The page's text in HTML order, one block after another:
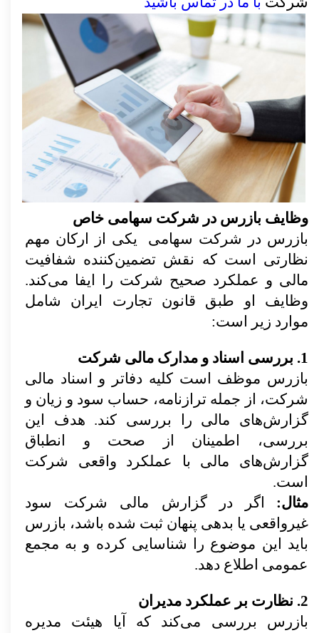
وظایف بازرس در شرکت سهامی خاص
بازرس در شرکت سهامی یکی از ارکان مهم
نظارتی است که نقش تضمین‌کننده شفافیت
مالی و عملکرد صحیح شرکت را ایفا می‌کند.
وظایف او طبق قانون تجارت ایران شامل
موارد زیر است:
1. بررسی اسناد و مدارک مالی شرکت
بازرس موظف است کلیه دفاتر و اسناد مالی
شرکت، از جمله ترازنامه، حساب سود و زیان و
گزارش‌های مالی را بررسی کند. هدف این
بررسی، اطمینان از صحت و انطباق
گزارش‌های مالی با عملکرد واقعی شرکت
است.
مثال:
اگر در گزارش مالی شرکت سود
غیرواقعی یا بدهی پنهان ثبت شده باشد، بازرس
باید این موضوع را شناسایی کرده و به مجمع
عمومی اطلاع دهد.
2. نظارت بر عملکرد مدیران
بازرس بررسی می‌کند که آیا هیئت مدیره